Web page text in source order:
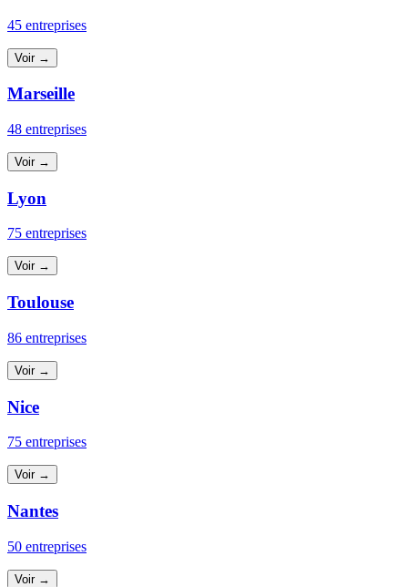
45 entreprises
Voir →
Marseille
48 entreprises
Voir →
Lyon
75 entreprises
Voir →
Toulouse
86 entreprises
Voir →
Nice
75 entreprises
Voir →
Nantes
50 entreprises
Voir →